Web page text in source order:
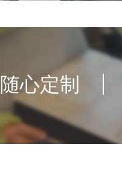
随心定制